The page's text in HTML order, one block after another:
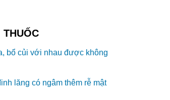
THUỐC
bổ củi với nhau được không
lăng có ngâm thêm rễ mật